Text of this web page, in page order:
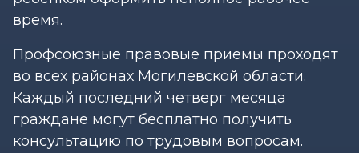
время.
Профсоюзные правовые приемы проходят
во всех районах Могилевской области.
Каждый последний четверг месяца
граждане могут бесплатно получить
консультацию по трудовым вопросам.